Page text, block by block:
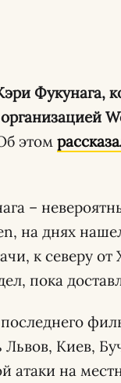
Фукунага,
этом
–
на днях
к северу
пока
Львов, Киев,
атаки на